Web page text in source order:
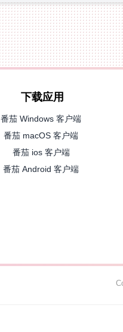
下载应用
番茄 Windows 客户端
番茄 macOS 客户端
番茄 ios 客户端
番茄 Android 客户端